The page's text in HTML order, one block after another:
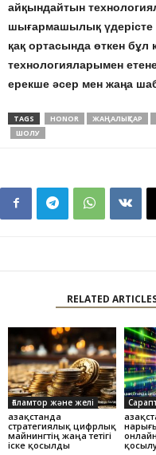
айқындайтын
шығармашылық үдерісте
қақ ортасында өткен
технологияларымен
ерекше әсер мен жаңа
TAGS HONOR ЖАҢАЛЫҚТАР
ШОЛУ
RELATED
Ғаламтор және желі
Қазақстанда
стратегиялық цифрлық
майнингтің жаңа тетігі
іске қосылды